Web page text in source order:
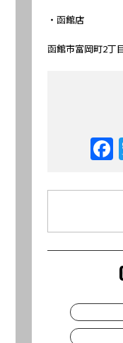
・函館店
函館市富岡町2丁